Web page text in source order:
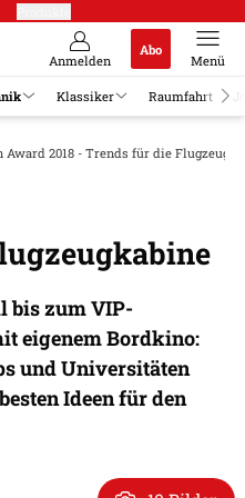
Anmelden
Abo
Menü
Klassiker Raumfahrt
Award 2018 - Trends für die
bis zum VIP-
eigenem Bordkino:
und Universitäten
Ideen für den